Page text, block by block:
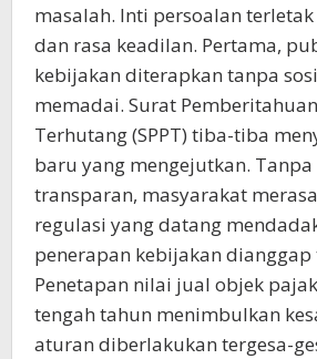
masalah. Inti persoalan
dan rasa keadilan. Pertama,
kebijakan diterapkan tanpa
memadai. Surat
Terhutang (SPPT) tiba-tiba
baru yang mengejutkan.
transparan, masyarakat
regulasi yang datang
penerapan kebijakan
Penetapan nilai jual objek
tengah tahun menimbulkan
aturan diberlakukan tergesa-